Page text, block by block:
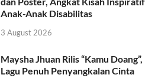
Anak-Anak Disabilitas
3 August 2026
Maysha Jhuan Rilis “Kamu Doang”,
Lagu Penuh Penyangkalan Cinta